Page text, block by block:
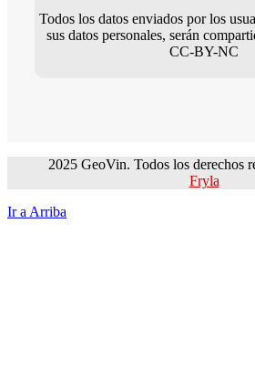
Todos los datos enviados por los
sus datos personales, serán
CC-BY-NC
2025 GeoVin. Todos los derechos
Fryla
Ir a Arriba